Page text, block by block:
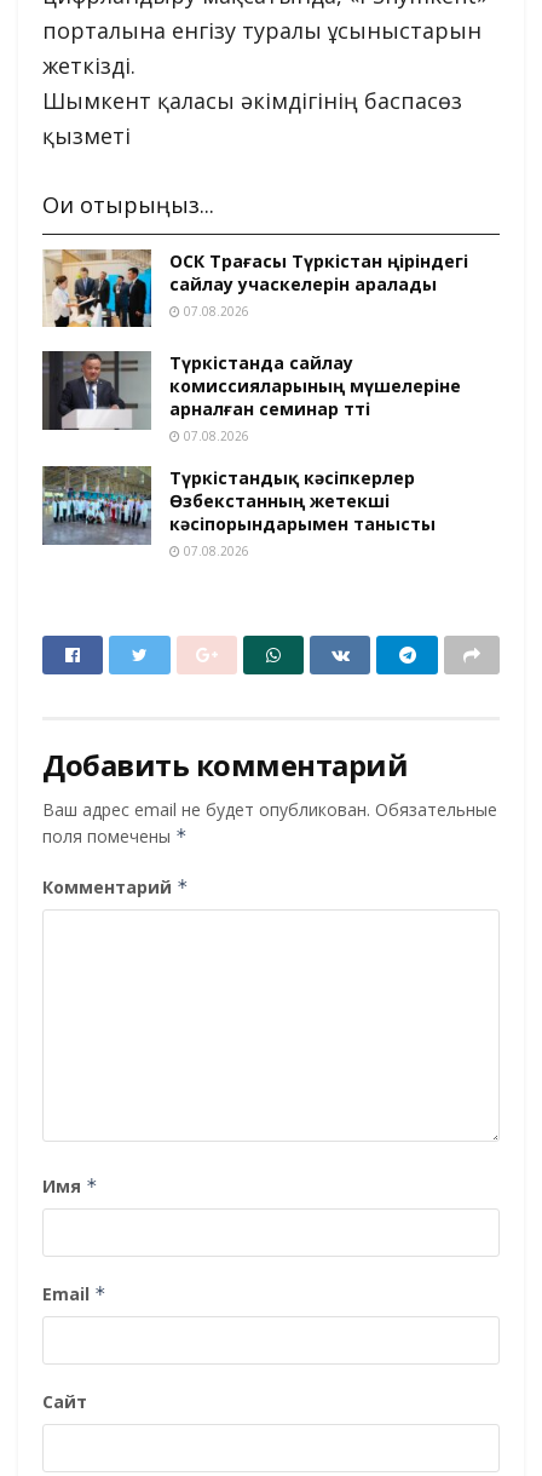
порталына енгізу туралы ұсыныстарын
жеткізді.
Шымкент қаласы әкімдігінің баспасөз
қызметі
Оқи отырыңыз...
ОСК Төрағасы Түркістан өңіріндегі
сайлау учаскелерін аралады
07.08.2026
Түркістанда сайлау
комиссияларының мүшелеріне
арналған семинар өтті
07.08.2026
Түркістандық кәсіпкерлер
Өзбекстанның жетекші
кәсіпорындарымен танысты
07.08.2026
Добавить комментарий
Ваш адрес email не будет опубликован. Обязательные
поля помечены *
Комментарий *
Имя *
Email *
Сайт